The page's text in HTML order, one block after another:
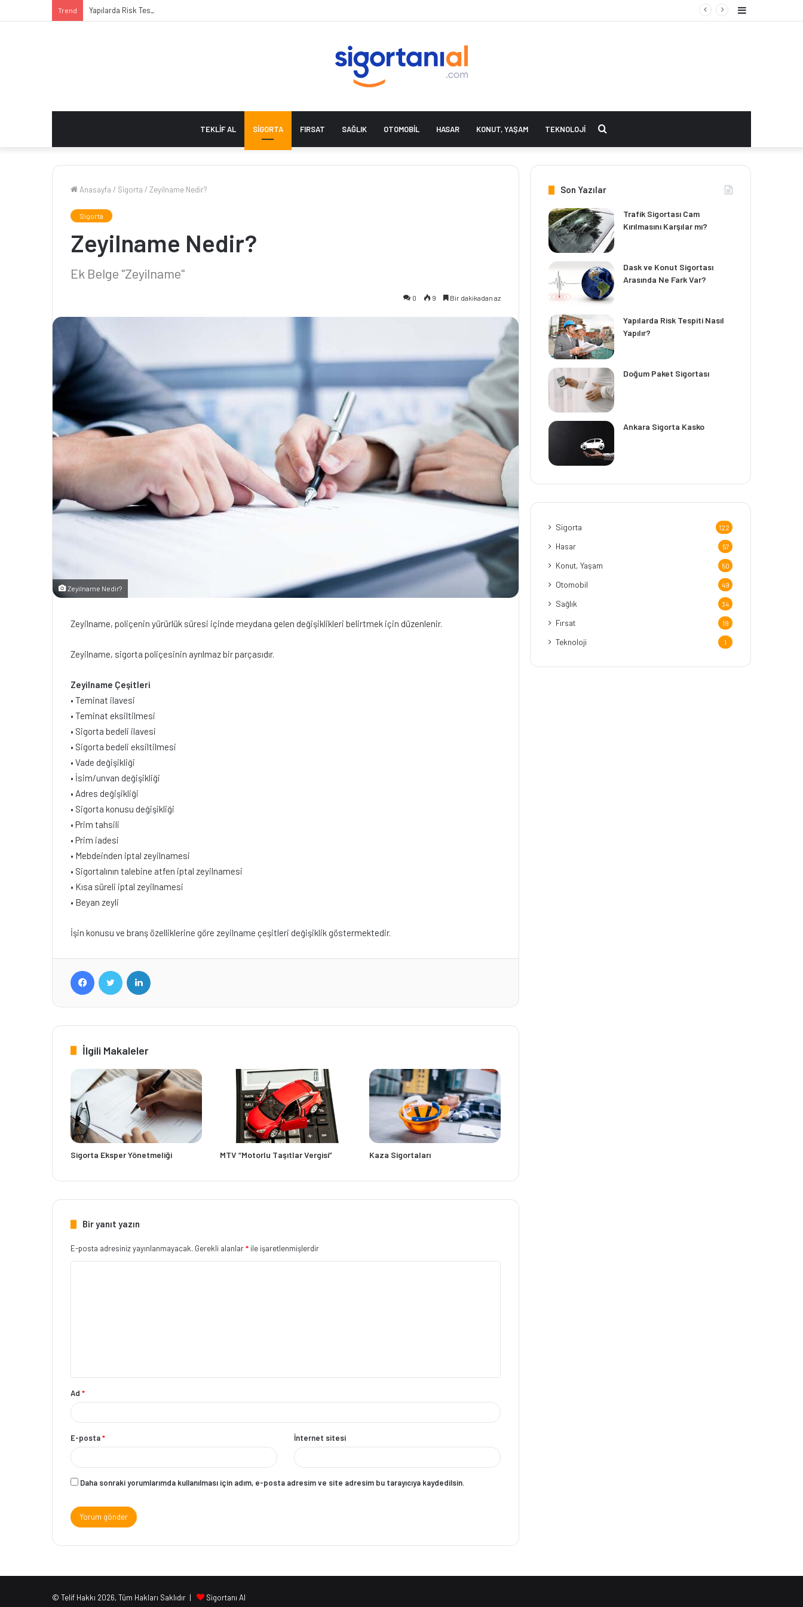
Trend Yapılarda Risk Tespiti Nasıl Yapılır?
Kenar
TEKLIF AL SIGORTA FIRSAT SAĞLIK OTOMOBIL HASAR KONUT, YAŞAM TEKNOLOJI
yap
Anasayfa / Sigorta / Zeyilname Nedir?
Sigorta
Zeyilname Nedir?
Ek Belge "Zeyilname"
0 9 Bir dakikadan az
Zeyilname Nedir?
Zeyilname, poliçenin yürürlük süresi içinde meydana gelen değişiklikleri belirtmek için düzenlenir.
Zeyilname, sigorta poliçesinin ayrılmaz bir parçasıdır.
Zeyilname Çeşitleri
• Teminat ilavesi
• Teminat eksiltilmesi
• Sigorta bedeli ilavesi
• Sigorta bedeli eksiltilmesi
• Vade değişikliği
• İsim/unvan değişikliği
• Adres değişikliği
• Sigorta konusu değişikliği
• Prim tahsili
• Prim iadesi
• Mebdeinden iptal zeyilnamesi
• Sigortalının talebine atfen iptal zeyilnamesi
• Kısa süreli iptal zeyilnamesi
• Beyan zeyli
İşin konusu ve branş özelliklerine göre zeyilname çeşitleri değişiklik göstermektedir.
Facebook Twitter
İlgili Makaleler
Sigorta Eksper Yönetmeliği MTV “Motorlu Taşıtlar Vergisi” Kaza Sigortaları
Bir yanıt yazın
E-posta adresiniz yayınlanmayacak. Gerekli alanlar* ile işaretlenmişlerdir
Ad *
E-posta* İnternet sitesi
Daha sonraki yorumlarımda kullanılması için adım, e-posta adresim ve site adresim bu tarayıcıya kaydedilsin.
Son Yazılar
Trafik Sigortası Cam
Kırılmasını Karşılar mı?
Dask ve Konut Sigortası
Arasında Ne Fark Var?
Yapılarda Risk Tespiti Nasıl
Yapılır?
Doğum Paket Sigortası
Ankara Sigorta Kasko
Sigorta 122
Hasar 57
Konut, Yaşam 50
Otomobil 49
Sağlık 34
Fırsat 19
Teknoloji 1
© Telif Hakkı 2026, Tüm Hakları Saklıdır | Sigortanı Al